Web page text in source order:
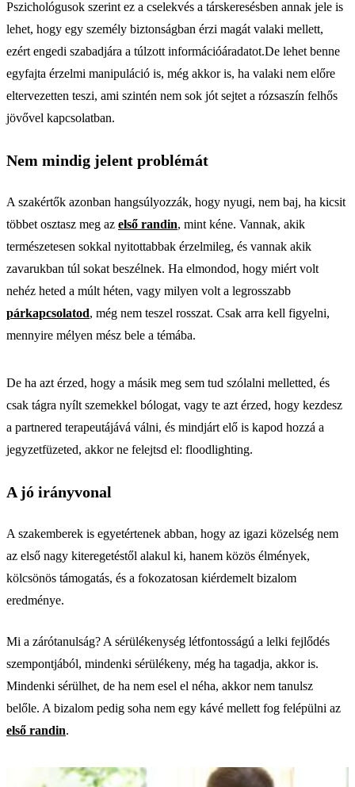
Pszichológusok szerint ez a cselekvés a társkeresésben annak jele is
lehet, hogy egy személy biztonságban érzi magát valaki mellett,
ezért engedi szabadjára a túlzott információáradatot.De lehet benne
egyfajta érzelmi manipuláció is, még akkor is, ha valaki nem előre
eltervezetten teszi, ami szintén nem sok jót sejtet a rózsaszín felhős
jövővel kapcsolatban.
Nem mindig jelent problémát
A szakértők azonban hangsúlyozzák, hogy nyugi, nem baj, ha kicsit
többet osztasz meg az első randin, mint kéne. Vannak, akik
természetesen sokkal nyitottabbak érzelmileg, és vannak akik
zavarukban túl sokat beszélnek. Ha elmondod, hogy miért volt
nehéz heted a múlt héten, vagy milyen volt a legrosszabb
párkapcsolatod, még nem teszel rosszat. Csak arra kell figyelni,
mennyire mélyen mész bele a témába.
De ha azt érzed, hogy a másik meg sem tud szólalni melletted, és
csak tágra nyílt szemekkel bólogat, vagy te azt érzed, hogy kezdesz
a partnered terapeutájává válni, és mindjárt elő is kapod hozzá a
jegyzetfüzeted, akkor ne felejtsd el: floodlighting.
A jó irányvonal
A szakemberek is egyetértenek abban, hogy az igazi közelség nem
az első nagy kiteregetéstől alakul ki, hanem közös élmények,
kölcsönös támogatás, és a fokozatosan kiérdemelt bizalom
eredménye.
Mi a zárótanulság? A sérülékenység létfontosságú a lelki fejlődés
szempontjából, mindenki sérülékeny, még ha tagadja, akkor is.
Mindenki sérülhet, de ha nem esel el néha, akkor nem tanulsz
belőle. A bizalom pedig soha nem egy kávé mellett fog felépülni az
első randin.